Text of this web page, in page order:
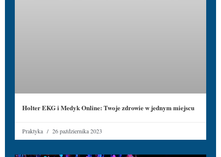
Holter EKG i Medyk Online: Twoje zdrowie w jednym miejscu
Praktyka 26 października 2023